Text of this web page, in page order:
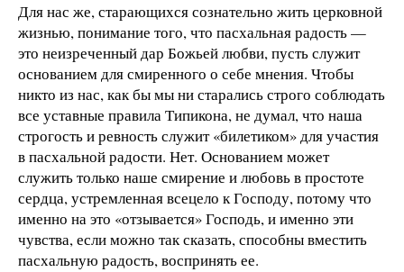
Для нас же, старающихся сознательно жить церковной
жизнью, понимание того, что пасхальная радость —
это неизреченный дар Божьей любви, пусть служит
основанием для смиренного о себе мнения. Чтобы
никто из нас, как бы мы ни старались строго соблюдать
все уставные правила Типикона, не думал, что наша
строгость и ревность служит «билетиком» для участия
в пасхальной радости. Нет. Основанием может
служить только наше смирение и любовь в простоте
сердца, устремленная всецело к Господу, потому что
именно на это «отзывается» Господь, и именно эти
чувства, если можно так сказать, способны вместить
пасхальную радость, воспринять ее.